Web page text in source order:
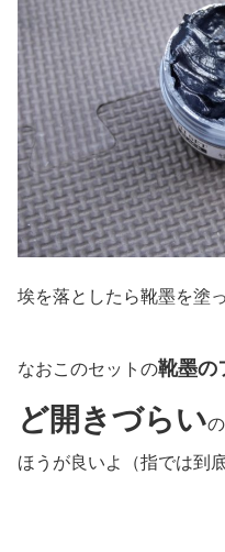
埃を落としたら靴墨を塗
なおこのセットの靴墨の
ど開きづらい
ほうが良いよ（指では到